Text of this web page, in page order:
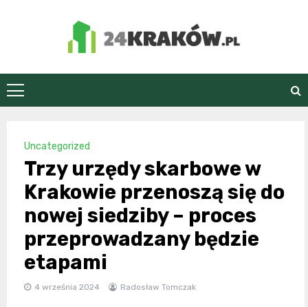
24Kraków.pl
Uncategorized
Trzy urzędy skarbowe w
Krakowie przenoszą się do
nowej siedziby – proces
przeprowadzany będzie
etapami
4 września 2024 Radosław Tomczak